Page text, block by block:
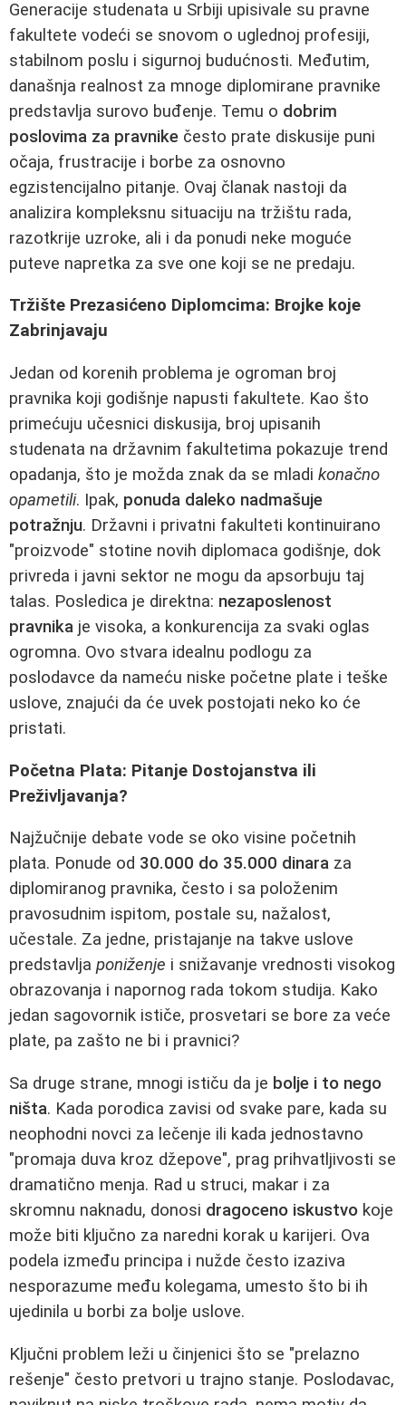
Generacije studenata u Srbiji upisivale su pravne
fakultete vodeći se snovom o uglednoj profesiji,
stabilnom poslu i sigurnoj budućnosti. Međutim,
današnja realnost za mnoge diplomirane pravnikе
predstavlja surovo buđenje. Temu o dobrim
poslovima za pravnike često prate diskusije puni
očaja, frustracije i borbe za osnovno
egzistencijalno pitanje. Ovaj članak nastoji da
analizira kompleksnu situaciju na tržištu rada,
razotkrije uzroke, ali i da ponudi neke moguće
puteve napretka za sve one koji se ne predaju.
Tržište Prezasićeno Diplomcima: Brojke koje
Zabrinjavaju
Jedan od korenih problema je ogroman broj
pravnika koji godišnje napusti fakultete. Kao što
primećuju učesnici diskusija, broj upisanih
studenata na državnim fakultetima pokazuje trend
opadanja, što je možda znak da se mladi konačno
opametili. Ipak, ponuda daleko nadmašuje
potražnju. Državni i privatni fakulteti kontinuirano
"proizvode" stotine novih diplomaca godišnje, dok
privreda i javni sektor ne mogu da apsorbuju taj
talas. Posledica je direktna: nezaposlenost
pravnika je visoka, a konkurencija za svaki oglas
ogromna. Ovo stvara idealnu podlogu za
poslodavce da nameću niske početne plate i teške
uslove, znajući da će uvek postojati neko ko će
pristati.
Početna Plata: Pitanje Dostojanstva ili
Preživljavanja?
Najžučnije debate vode se oko visine početnih
plata. Ponude od 30.000 do 35.000 dinara za
diplomiranog pravnika, često i sa položenim
pravosudnim ispitom, postale su, nažalost,
učestale. Za jedne, pristajanje na takve uslove
predstavlja poniženje i snižavanje vrednosti visokog
obrazovanja i napornog rada tokom studija. Kako
jedan sagovornik ističe, prosvetari se bore za veće
plate, pa zašto ne bi i pravnici?
Sa druge strane, mnogi ističu da je bolje i to nego
ništa. Kada porodica zavisi od svake pare, kada su
neophodni novci za lečenje ili kada jednostavno
"promaja duva kroz džepove", prag prihvatljivosti se
dramatično menja. Rad u struci, makar i za
skromnu naknadu, donosi dragoceno iskustvo koje
može biti ključno za naredni korak u karijeri. Ova
podela između principa i nužde često izaziva
nesporazume među kolegama, umesto što bi ih
ujedinila u borbi za bolje uslove.
Ključni problem leži u činjenici što se "prelazno
rešenje" često pretvori u trajno stanje. Poslodavac,